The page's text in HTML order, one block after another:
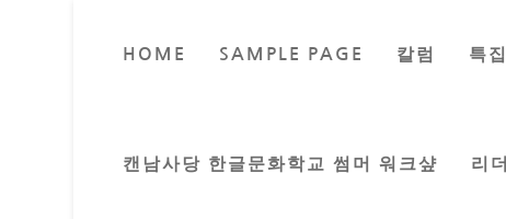
HOME SAMPLE PAGE 칼럼 특집
캔남사당 한글문화학교 썸머 워크샾 리
Posted by 전재민|